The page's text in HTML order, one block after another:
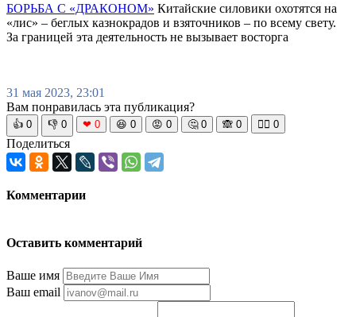
БОРЬБА С «ДРАКОНОМ» Китайские силовики охотятся на
«лис» – беглых казнокрадов и взяточников – по всему свету.
За границей эта деятельность не вызывает восторга
31 мая 2023, 23:01
Вам понравилась эта публикация?
👍 0 👎 0 ❤ 0 😆 0 😡 0 🤔 0 🙈 0 🧘‍♀️ 0
Поделиться
Комментарии
Оставить комментарий
Ваше имя
Ваш email